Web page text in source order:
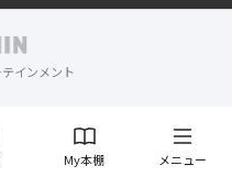
My本棚 メニュー
インメント